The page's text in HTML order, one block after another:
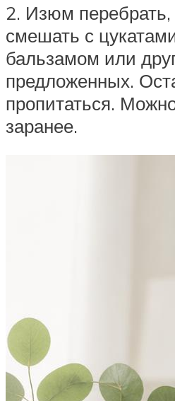
2. Изюм
смешать с
бальзамом или
предложенных.
пропитаться.
заранее.